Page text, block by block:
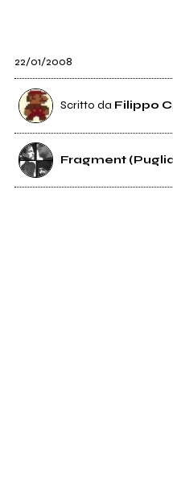
22/01/2008
Scritto da Filippo
Fragment